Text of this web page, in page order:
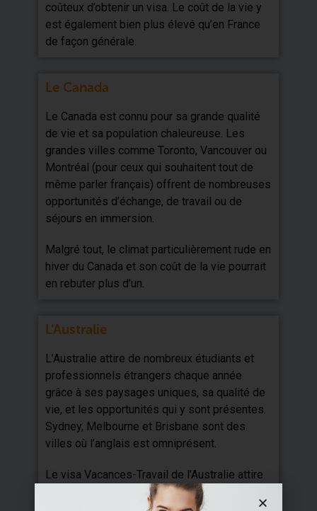
coûteux d’obtenir un visa. Le coût de la vie y
est également bien plus élevé qu’en France
de façon générale.
Le Canada
Le Canada est connu pour sa grande qualité
de vie et sa population chaleureuse. Les
grandes villes comme Toronto, Vancouver ou
Montréal (pour ceux qui souhaitent tout de
même parler français) offrent de nombreuses
opportunités d’échange, de travail ou de
séjours en immersion.
Malgré tout, le climat particulièrement rude en
hiver du Canada et son coût de la vie pourrait
en rebuter plus d’un.
L’Australie
L’Australie attire de nombreux étudiants et
professionnels étrangers chaque année
grâce à ses paysages uniques, sa qualité de
vie, et les opportunités qui y sont présentes.
Sydney, Melbourne et Brisbane sont des
villes où l’anglais est omniprésent.
Le visa Vacances-Travail de l’Australie attire
plus de 200 000 français chaque année, ayant